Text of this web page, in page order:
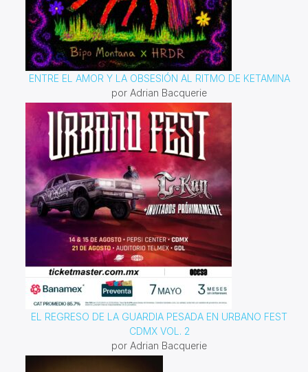
ENTRE EL AMOR Y LA OBSESIÓN AL RITMO DE KETAMINA
por Adrian Bacquerie
EL REGRESO DE LA GUARDIA PESADA EN URBANO FEST
CDMX VOL. 2
por Adrian Bacquerie